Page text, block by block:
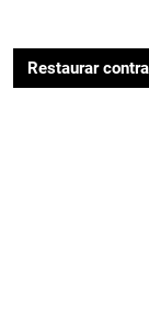
Restaurar